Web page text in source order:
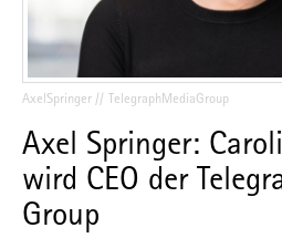
AxelSpringer TelegraphMediaGroup
Axel Springer:
wird CEO der
Group